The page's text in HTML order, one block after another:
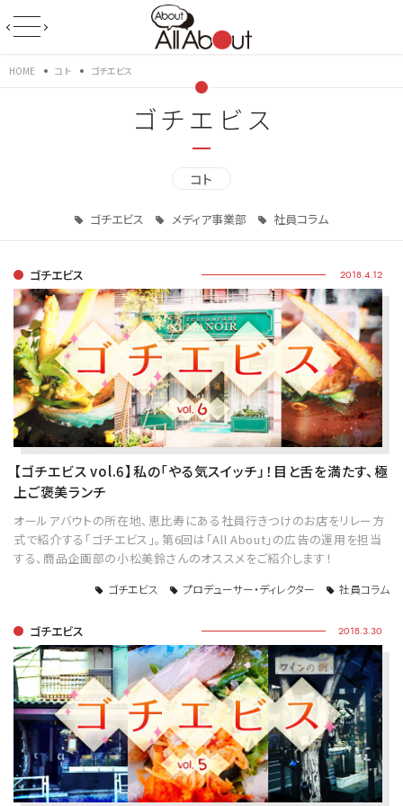
HOME コト ゴチエビス
ゴチエビス
コト
ゴチエビス メディア事業部 社員コラム
ゴチエビス 2018.4.12
【ゴチエビス vol.6】私の「やる気スイッチ」！目と舌を満たす、極
上ご褒美ランチ
オールアバウトの所在地、恵比寿にある社員行きつけのお店をリレー方
式で紹介する「ゴチエビス」。第6回は「All About」の広告の運用を担当
する、商品企画部の小松美鈴さんのオススメをご紹介します！
ゴチエビス プロデューサー・ディレクター 社員コラム
ゴチエビス 2018.3.30